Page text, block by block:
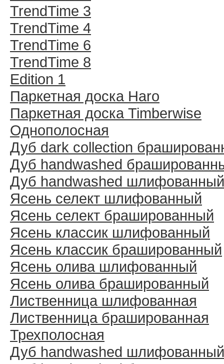
TrendTime 3
TrendTime 4
TrendTime 6
TrendTime 8
Edition 1
Паркетная доска Haro
Паркетная доска Timberwise
Однополосная
Дуб dark collection
Дуб handwashed
Дуб handwashed шлифованный
Ясень селект шлифованный
Ясень селект брашированный
Ясень классик шлифованный
Ясень классик брашированный
Ясень олива шлифованный
Ясень олива брашированный
Лиственница шлифованная
Лиственница брашированная
Трехполосная
Дуб handwashed шлифованный